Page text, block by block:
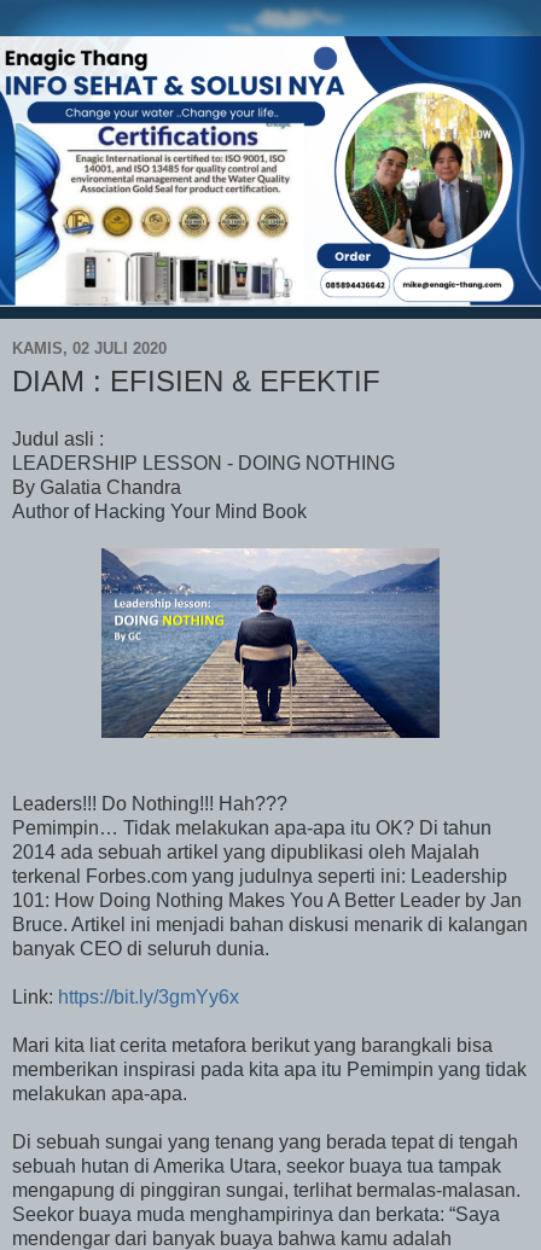
KAMIS, 02 JULI 2020
DIAM : EFISIEN & EFEKTIF
Judul asli :
LEADERSHIP LESSON - DOING NOTHING
By Galatia Chandra
Author of Hacking Your Mind Book
Leaders!!! Do Nothing!!! Hah???
Pemimpin… Tidak melakukan apa-apa itu OK? Di tahun
2014 ada sebuah artikel yang dipublikasi oleh Majalah
terkenal Forbes.com yang judulnya seperti ini: Leadership
101: How Doing Nothing Makes You A Better Leader by Jan
Bruce. Artikel ini menjadi bahan diskusi menarik di kalangan
banyak CEO di seluruh dunia.
Link: https://bit.ly/3gmYy6x
Mari kita liat cerita metafora berikut yang barangkali bisa
memberikan inspirasi pada kita apa itu Pemimpin yang tidak
melakukan apa-apa.
Di sebuah sungai yang tenang yang berada tepat di tengah
sebuah hutan di Amerika Utara, seekor buaya tua tampak
mengapung di pinggiran sungai, terlihat bermalas-malasan.
Seekor buaya muda menghampirinya dan berkata: “Saya
mendengar dari banyak buaya bahwa kamu adalah